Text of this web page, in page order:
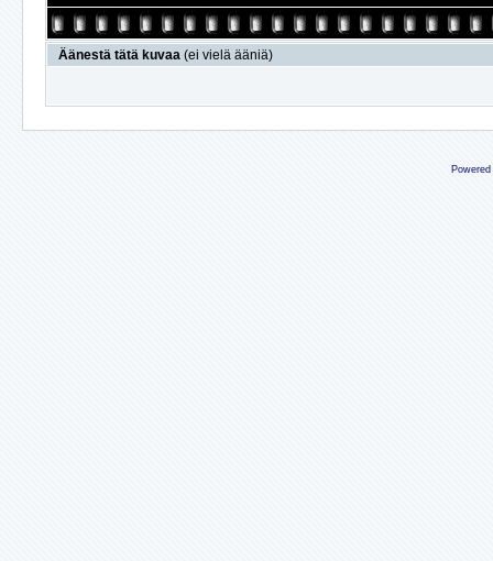
Äänestä tätä kuvaa (ei vielä ääniä)